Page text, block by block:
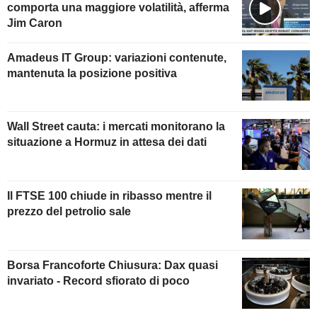
comporta una maggiore volatilità, afferma
Jim Caron
Amadeus IT Group: variazioni contenute,
mantenuta la posizione positiva
Wall Street cauta: i mercati monitorano la
situazione a Hormuz in attesa dei dati
Il FTSE 100 chiude in ribasso mentre il
prezzo del petrolio sale
Borsa Francoforte Chiusura: Dax quasi
invariato - Record sfiorato di poco